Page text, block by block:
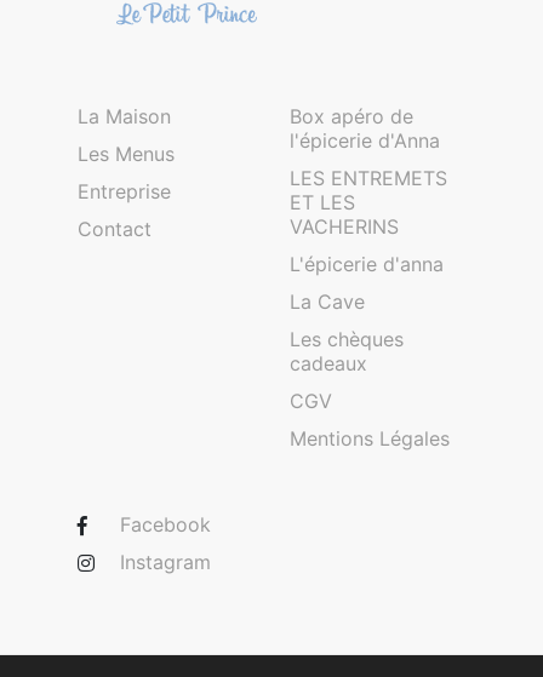
La Maison
Les Menus
Entreprise
Contact
Box apéro de
l'épicerie d'Anna
LES ENTREMETS
ET LES
VACHERINS
L'épicerie d'anna
La Cave
Les chèques
cadeaux
CGV
Mentions Légales
Facebook
Instagram